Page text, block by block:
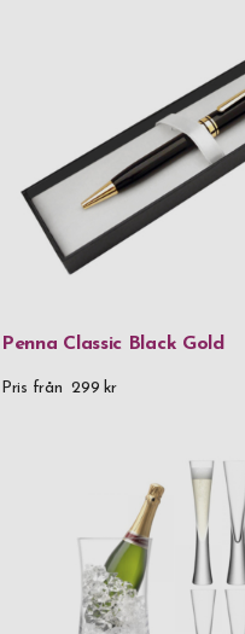
Penna Classic Black Gold
Pris från 299 kr